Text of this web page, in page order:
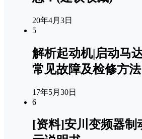
20年4月3日
5
解析起动机|启动马
常见故障及检修方法
17年5月30日
6
[资料]安川变频器制